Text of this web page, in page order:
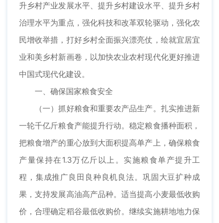
升乡村产业发展水平、提升乡村建设水平、提升乡村
治理水平为重点，强化科技和改革双轮驱动，强化农
民增收举措，打好乡村全面振兴漂亮仗，绘就宜居宜
业和美乡村新画卷，以加快农业农村现代化更好推进
中国式现代化建设。
一、确保国家粮食安全
（一）抓好粮食和重要农产品生产。扎实推进新
一轮千亿斤粮食产能提升行动。稳定粮食播种面积，
把粮食增产的重心放到大面积提高单产上，确保粮食
产量保持在1.3万亿斤以上。实施粮食单产提升工
程，集成推广良田良种良机良法。巩固大豆扩种成
果，支持发展高油高产品种。适当提高小麦最低收购
价，合理确定稻谷最低收购价。继续实施耕地地力保